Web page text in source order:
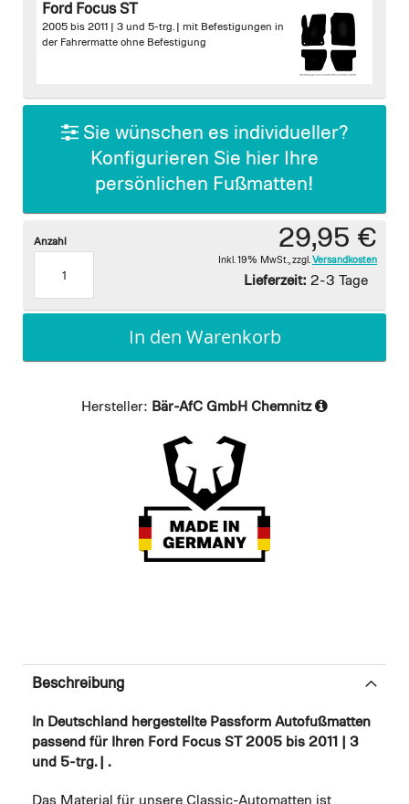
beginning
gallery
Ford Focus ST
2005 bis 2011 | 3 und 5-trg. | mit Befestigungen in
der Fahrermatte ohne Befestigung
Sie wünschen es individueller?
Konfigurieren Sie hier Ihre
persönlichen Fußmatten!
29,95 €
Inkl. 19% MwSt. zzgl. Versandkosten
Lieferzeit: 2-3 Tage
Anzahl
In den Warenkorb
Hersteller: Bär-AfC GmbH Chemnitz
Beschreibung
In Deutschland hergestellte Passform Autofußmatten
passend für Ihren Ford Focus ST 2005 bis 2011 | 3
und 5-trg. | .